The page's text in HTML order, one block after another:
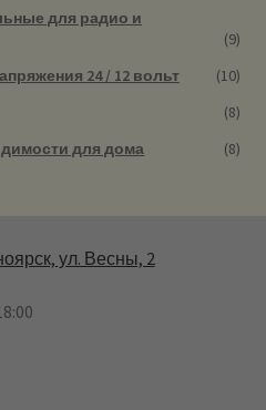
для радио и
(9)
24 / 12 вольт
(10)
(8)
для дома
(8)
ул. Весны, 2